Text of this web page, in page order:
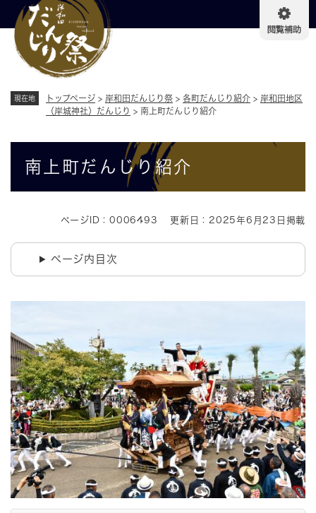
メニューを飛ばして本文へ
現在地 トップページ > 岸和田だんじり祭 > 各町だんじり紹介 > 岸和田地区
（岸城神社）だんじり > 南上町だんじり紹介
南上町だんじり紹介
ページID：0006493 更新日：2025年6月23日掲載
ページ内目次